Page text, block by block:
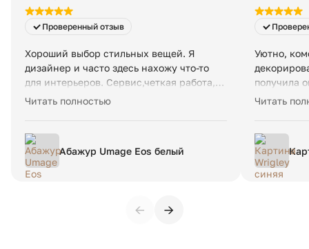
Проверенный отзыв
Хороший выбор стильных вещей. Я
дизайнер и часто здесь нахожу что-то
для интерьеров. Сервис,четкая работа,
доставка-все отлично. Рекомендую!
Читать полностью
Абажур Umage Eos белый
Уютно,
получила
декора,
Читать
← →